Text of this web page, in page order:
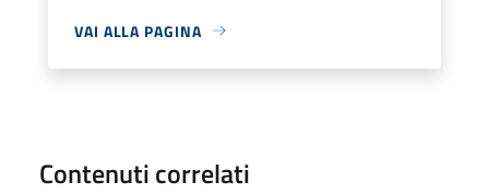
VAI ALLA PAGINA
Contenuti correlati